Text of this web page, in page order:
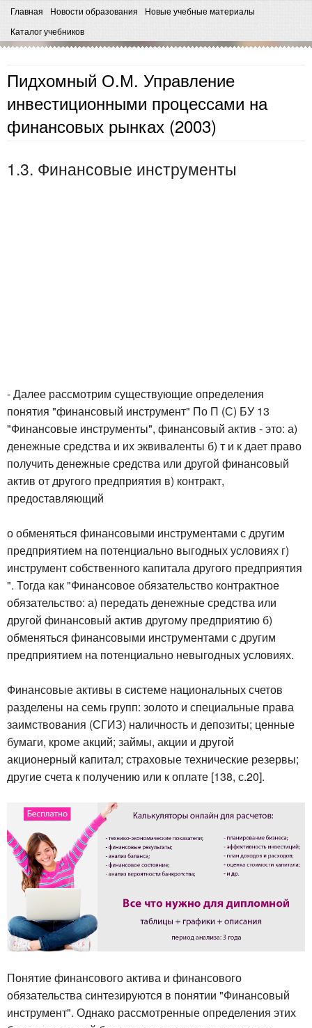
Главная Новости образования
Новые учебные материалы
Каталог учебников
Пидхомный О.М. Управление
инвестиционными процессами на
финансовых рынках (2003)
1.3. Финансовые инструменты
- Далее рассмотрим существующие определения
понятия "финансовый инструмент" По П (С) БУ 13
"Финансовые инструменты", финансовый актив - это: а)
денежные средства и их эквиваленты б) т и к дает право
получить денежные средства или другой финансовый
актив от другого предприятия в) контракт,
предоставляющий
о обменяться финансовыми инструментами с другим
предприятием на потенциально выгодных условиях г)
инструмент собственного капитала другого предприятия
". Тогда как "Финансовое обязательство контрактное
обязательство: а) передать денежные средства или
другой финансовый актив другому предприятию б)
обменяться финансовыми инструментами с другим
предприятием на потенциально невыгодных условиях.
Финансовые активы в системе национальных счетов
разделены на семь групп: золото и специальные права
заимствования (СГИЗ) наличность и депозиты; ценные
бумаги, кроме акций; займы, акции и другой
акционерный капитал; страховые технические резервы;
другие счета к получению или к оплате [138, с.20].
Понятие финансового актива и финансового
обязательства синтезируются в понятии "Финансовый
инструмент". Однако рассмотренные определения этих